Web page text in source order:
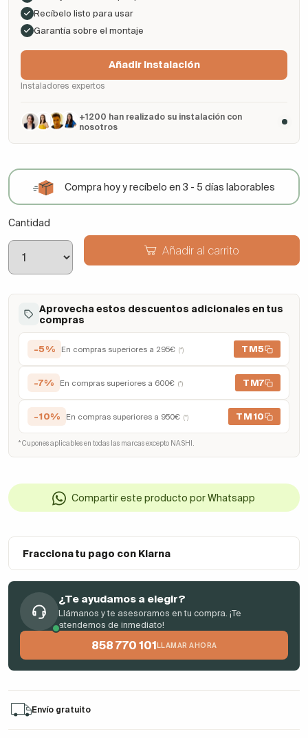
Recíbelo listo para usar
Garantía sobre el montaje
Añadir Instalación
Instaladores expertos
+1200 han realizado su instalación con
nosotros
Compra hoy y recíbelo en 3 - 5 días laborables
Cantidad
Añadir al carrito
Aprovecha estos descuentos adicionales en tus
compras
-5% En compras superiores a 295€ (*) TM5
-7% En compras superiores a 600€ (*) TM7
-10% En compras superiores a 950€ (*) TM10
* Cupones aplicables en todas las marcas excepto NASHI.
Compartir este producto por Whatsapp
Fracciona tu pago con Klarna
¿Te ayudamos a elegir?
Llámanos y te asesoramos en tu compra. ¡Te
atendemos de inmediato!
858 770 101 LLAMAR AHORA
Envío gratuito